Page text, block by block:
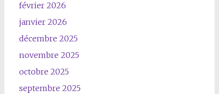
février 2026
janvier 2026
décembre 2025
novembre 2025
octobre 2025
septembre 2025